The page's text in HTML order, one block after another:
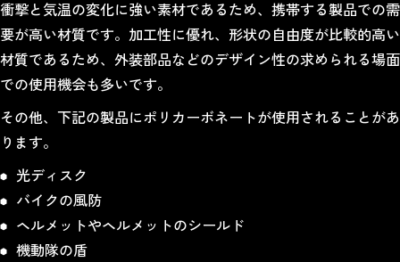
衝撃と気温の変化に強い素材であるため、携帯する製品での需
要が高い材質です。加工性に優れ、形状の自由度が比較的高い
材質であるため、外装部品などのデザイン性の求められる場面
での使用機会も多いです。
その他、下記の製品にポリカーボネートが使用されることがあ
ります。
光ディスク
バイクの風防
ヘルメットやヘルメットのシールド
機動隊の盾